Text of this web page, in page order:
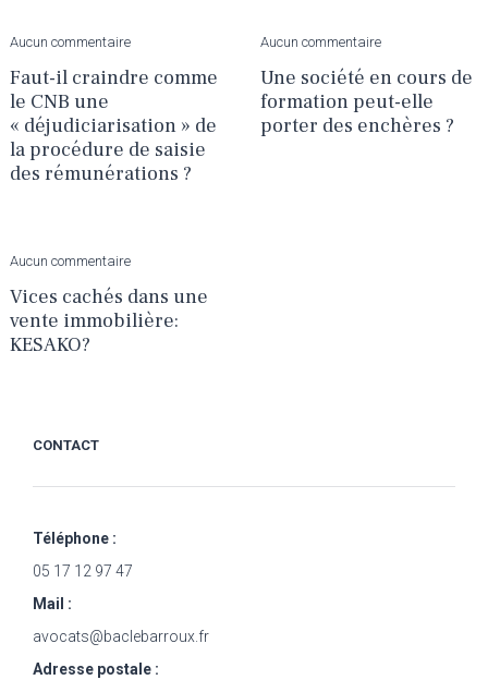
Aucun commentaire
Faut-il craindre comme
le CNB une
« déjudiciarisation » de
la procédure de saisie
des rémunérations ?
Aucun commentaire
Une société en cours de
formation peut-elle
porter des enchères ?
Aucun commentaire
Vices cachés dans une
vente immobilière:
KESAKO?
CONTACT
Téléphone :
05 17 12 97 47
Mail :
avocats@baclebarroux.fr
Adresse postale :